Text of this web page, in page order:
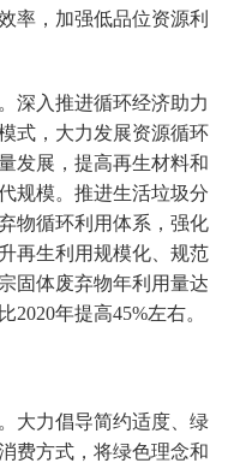
率，加强低品位资源利
深入推进循环经济助力
式，大力发展资源循环
发展，提高再生材料和
规模。推进生活垃圾分
物循环利用体系，强化
再生利用规模化、规范
固体废弃物年利用量达
年提高45%左右。
大力倡导简约适度、绿
费方式，将绿色理念和